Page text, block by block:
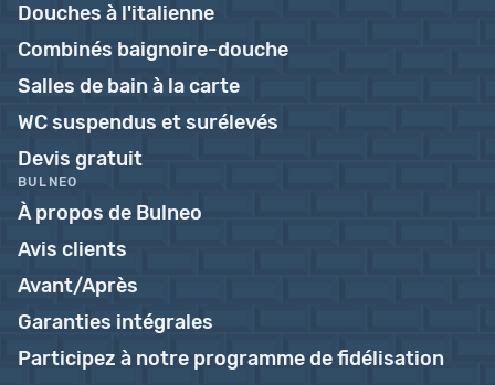
Douches à l'italienne
Combinés baignoire-douche
Salles de bain à la carte
WC suspendus et surélevés
Devis gratuit
BULNEO
À propos de Bulneo
Avis clients
Avant/Après
Garanties intégrales
Participez à notre programme de fidélisation